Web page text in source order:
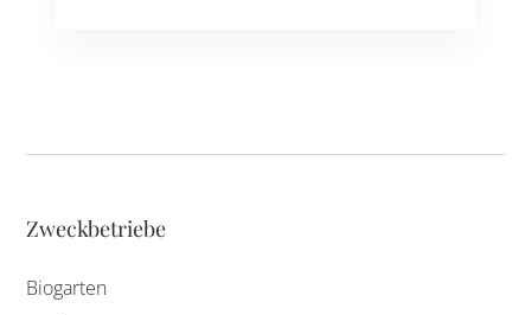
Zweckbetriebe
Biogarten